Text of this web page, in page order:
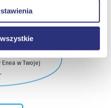
dziennikarzy
prasowe i
w Twojej